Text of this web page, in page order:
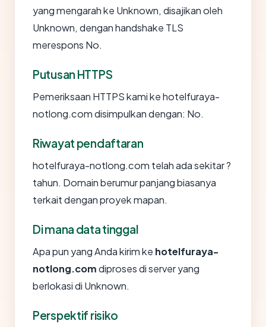
yang mengarah ke Unknown, disajikan oleh
Unknown, dengan handshake TLS
merespons No.
Putusan HTTPS
Pemeriksaan HTTPS kami ke hotelfuraya-
notlong.com disimpulkan dengan: No.
Riwayat pendaftaran
hotelfuraya-notlong.com telah ada sekitar ?
tahun. Domain berumur panjang biasanya
terkait dengan proyek mapan.
Di mana data tinggal
Apa pun yang Anda kirim ke hotelfuraya-
notlong.comdiproses di server yang
berlokasi di Unknown.
Perspektif risiko